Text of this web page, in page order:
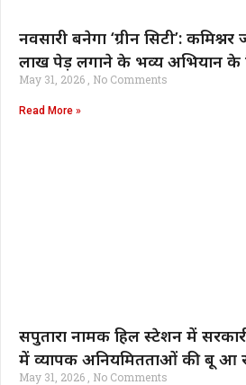
नवसारी बनेगा ‘ग्रीन सिटी’:
लाख पेड़ लगाने के भव्य अभियान के
May 31, 2026 No Comments
Read More »
सपुतारा नामक हिल स्टेशन में
में व्यापक अनियमितताओं की बू आ
May 31, 2026 No Comments